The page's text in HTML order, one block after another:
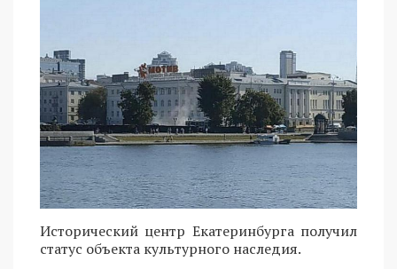
Исторический центр Екатеринбурга получил
статус объекта культурного наследия.